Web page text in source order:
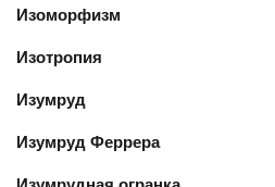
Изоморфизм
Изотропия
Изумруд
Изумруд Феррера